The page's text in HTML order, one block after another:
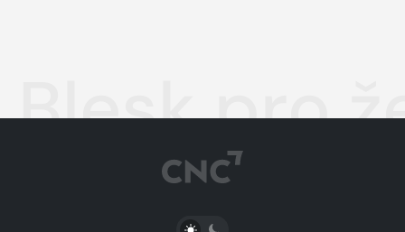
Blesk pro
PŘEPNOUT SVĚTLÝ/TMAVÝ REŽIM